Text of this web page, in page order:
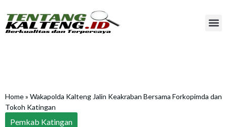
Home» Wakapolda Kalteng Jalin Keakraban Bersama Forkopimda dan
Tokoh Katingan
Pemkab Katingan